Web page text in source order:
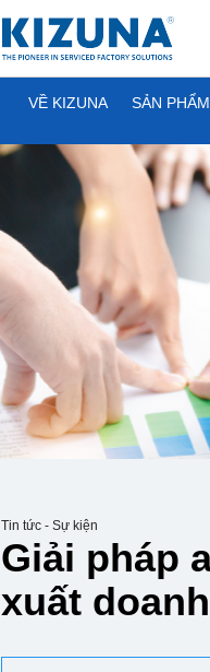
VỀ KIZUNA SẢN PHẨM
Tin tức - Sự kiện
Giải pháp
xuất